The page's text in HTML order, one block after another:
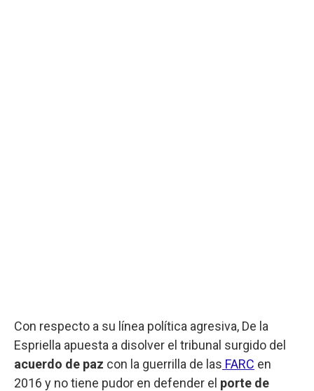
Con respecto a su línea política agresiva, De la
Espriella apuesta a disolver el tribunal surgido del
acuerdo de paz con la guerrilla de las FARC en
2016 y no tiene pudor en defender el porte de